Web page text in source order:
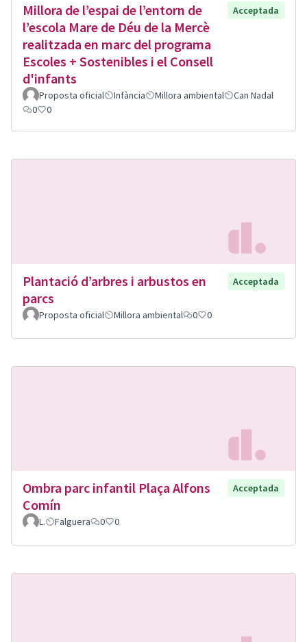
Millora de l’espai de l’entorn de
l’escola Mare de Déu de la Mercè
realitzada en marc del programa
Escoles + Sostenibles i el Consell
d'infants
Acceptada
Proposta oficial Infància Millora ambiental
Can Nadal
0
0
Plantació d’arbres i arbustos en
parcs
Acceptada
Proposta oficial Millora ambiental 0 0
Ombra parc infantil Plaça Alfons
Comín
Acceptada
L. Falguera 0 0